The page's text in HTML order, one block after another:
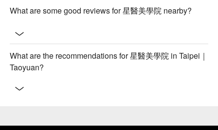
What are some good reviews for 星醫美學院 nearby?
What are the recommendations for 星醫美學院 in Taipei｜
Taoyuan?